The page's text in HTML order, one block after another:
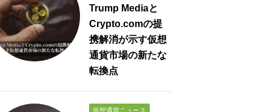
Trump Mediaと
Crypto.comの提
携解消が示す仮想
通貨市場の新たな
転換点
仮想通貨ニュース